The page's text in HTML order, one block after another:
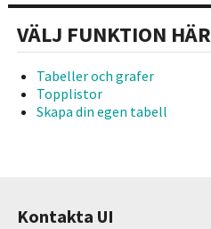
VÄLJ FUNKTION HÄR
Tabeller och grafer
Topplistor
Skapa din egen tabell
Kontakta UI